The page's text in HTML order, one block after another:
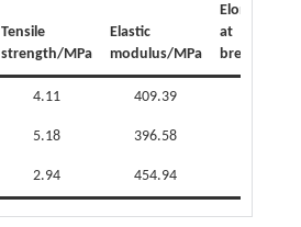
Tensile
strength/MPa
Elastic
modulus/MPa
Elongation
at
break（%）
4.11 409.39
5.18 396.58
2.94 454.94